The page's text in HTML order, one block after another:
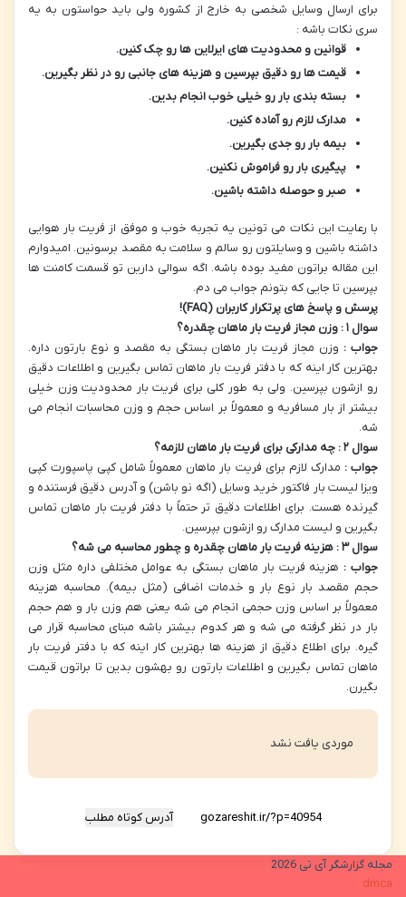
برای ارسال وسایل شخصی به خارج از کشوره ولی باید حواستون به یه
سری نکات باشه :
قوانین و محدودیت های ایرلاین ها رو چک کنین.
قیمت ها رو دقیق بپرسین و هزینه های جانبی رو در نظر بگیرین.
بسته بندی بار رو خیلی خوب انجام بدین.
مدارک لازم رو آماده کنین.
بیمه بار رو جدی بگیرین.
پیگیری بار رو فراموش نکنین.
صبر و حوصله داشته باشین.
با رعایت این نکات می تونین یه تجربه خوب و موفق از فریت بار هوایی
داشته باشین و وسایلتون رو سالم و سلامت به مقصد برسونین. امیدوارم
این مقاله براتون مفید بوده باشه. اگه سوالی دارین تو قسمت کامنت ها
بپرسین تا جایی که بتونم جواب می دم.
پرسش و پاسخ های پرتکرار کاربران (FAQ)!
سوال ۱: وزن مجاز فریت بار ماهان چقدره؟
جواب : وزن مجاز فریت بار ماهان بستگی به مقصد و نوع بارتون داره.
بهترین کار اینه که با دفتر فریت بار ماهان تماس بگیرین و اطلاعات دقیق
رو ازشون بپرسین. ولی به طور کلی برای فریت بار محدودیت وزن خیلی
بیشتر از بار مسافریه و معمولاً بر اساس حجم و وزن محاسبات انجام می
شه.
سوال ۲: چه مدارکی برای فریت بار ماهان لازمه؟
جواب : مدارک لازم برای فریت بار ماهان معمولاً شامل کپی پاسپورت کپی
ویزا لیست بار فاکتور خرید وسایل (اگه نو باشن) و آدرس دقیق فرستنده و
گیرنده هست. برای اطلاعات دقیق تر حتماً با دفتر فریت بار ماهان تماس
بگیرین و لیست مدارک رو ازشون بپرسین.
سوال۳: هزینه فریت بار ماهان چقدره و چطور محاسبه می شه؟
جواب : هزینه فریت بار ماهان بستگی به عوامل مختلفی داره مثل وزن
حجم مقصد بار نوع بار و خدمات اضافی (مثل بیمه). محاسبه هزینه
معمولاً بر اساس وزن حجمی انجام می شه یعنی هم وزن بار و هم حجم
بار در نظر گرفته می شه و هر کدوم بیشتر باشه مبنای محاسبه قرار می
گیره. برای اطلاع دقیق از هزینه ها بهترین کار اینه که با دفتر فریت بار
ماهان تماس بگیرین و اطلاعات بارتون رو بهشون بدین تا براتون قیمت
بگیرن.
موردی یافت نشد
آدرس کوتاه مطلب
مجله گزارشگر آی تی 2026
dmca